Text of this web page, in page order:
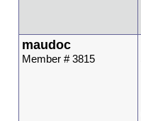
maudoc
Member # 3815